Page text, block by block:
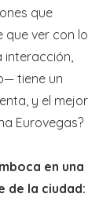
que
que ver con lo
tiene un
y el mejor
Eurovegas?
en una
de la ciudad: